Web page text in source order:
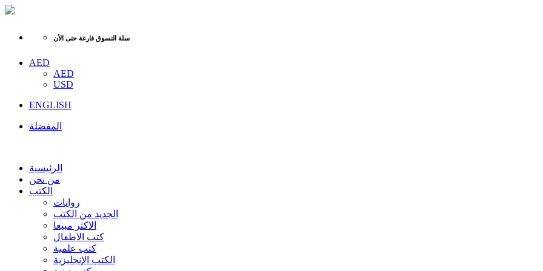
سلة التسوق فارغة حتى الأن
AED
AED
USD
ENGLISH
المفضلة
الرئيسية
من نحن
الكتب
روايات
الجديد من الكتب
الاكثر مبيعا
كتب الاطفال
كتب علمية
الكتب الإنجليزية